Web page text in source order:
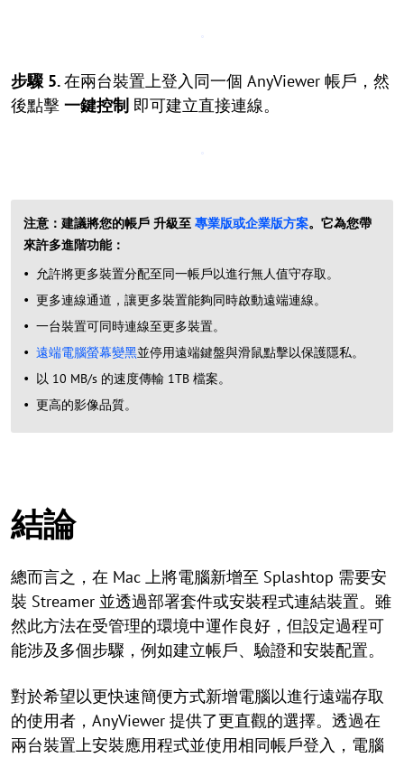
步驟 5.在兩台裝置上登入同一個 AnyViewer 帳戶，然
後點擊 一鍵控制 即可建立直接連線。
注意：建議將您的帳戶 升級至 專業版或企業版方案。它為您帶
來許多進階功能：
允許將更多裝置分配至同一帳戶以進行無人值守存取。
更多連線通道，讓更多裝置能夠同時啟動遠端連線。
一台裝置可同時連線至更多裝置。
遠端電腦螢幕變黑並停用遠端鍵盤與滑鼠點擊以保護隱私。
以 10 MB/s 的速度傳輸 1TB 檔案。
更高的影像品質。
結論
總而言之，在 Mac 上將電腦新增至 Splashtop 需要安
裝 Streamer 並透過部署套件或安裝程式連結裝置。雖
然此方法在受管理的環境中運作良好，但設定過程可
能涉及多個步驟，例如建立帳戶、驗證和安裝配置。
對於希望以更快速簡便方式新增電腦以進行遠端存取
的使用者，AnyViewer 提供了更直觀的選擇。透過在
兩台裝置上安裝應用程式並使用相同帳戶登入，電腦